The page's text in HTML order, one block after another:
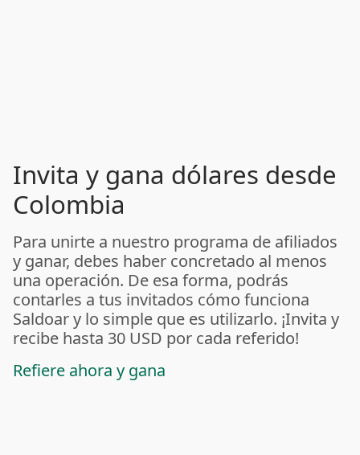
Invita y gana dólares desde
Colombia
Para unirte a nuestro programa de afiliados
y ganar, debes haber concretado al menos
una operación. De esa forma, podrás
contarles a tus invitados cómo funciona
Saldoar y lo simple que es utilizarlo. ¡Invita y
recibe hasta 30 USD por cada referido!
Refiere ahora y gana